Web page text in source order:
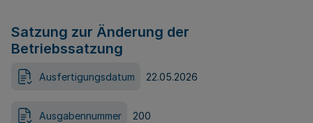
Satzung zur Änderung der
Betriebssatzung
Ausfertigungsdatum 22.05.2026
Ausgabennummer 200